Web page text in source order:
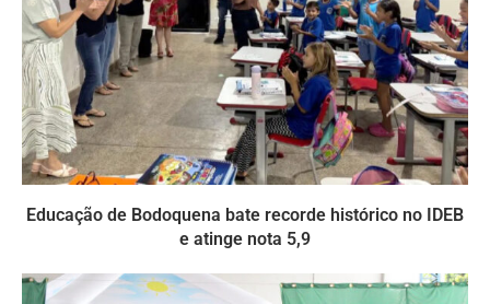
Educação de Bodoquena bate recorde histórico no IDEB
e atinge nota 5,9